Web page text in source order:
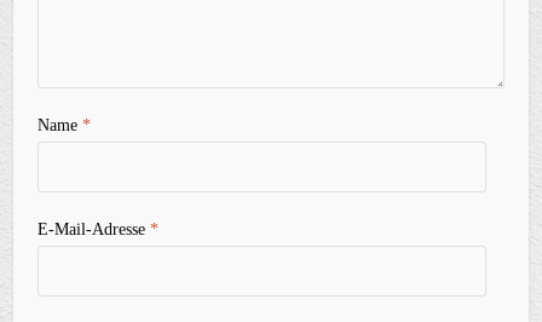
Name*
E-Mail-Adresse*